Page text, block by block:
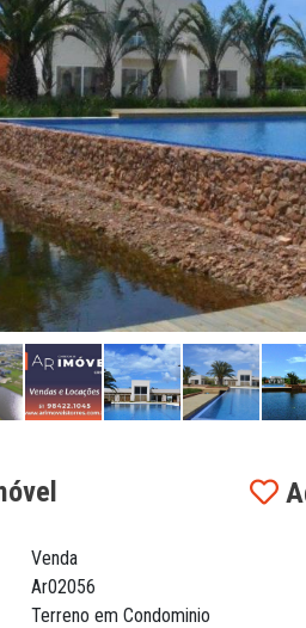
Venda
Ar02056
Terreno em Condominio